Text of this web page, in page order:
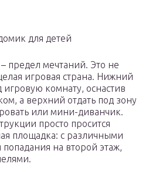
для детей
предел мечтаний. Это не
игровая страна. Нижний
игровую комнату, оснастив
а верхний отдать под зону
или мини-диванчик.
просто просится
площадка: с различными
на второй этаж,